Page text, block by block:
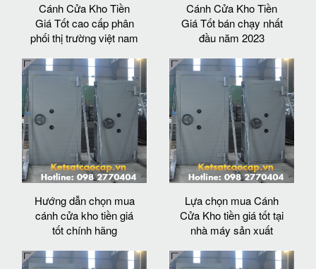
Cánh Cửa Kho Tiền
Giá Tốt cao cấp phân
phối thị trường việt nam
Cánh Cửa Kho Tiền
Giá Tốt bán chạy nhất
đầu năm 2023
Hướng dẫn chọn mua
cánh cửa kho tiền giá
tốt chính hãng
Lựa chọn mua Cánh
Cửa Kho tiền giá tốt tại
nhà máy sản xuất